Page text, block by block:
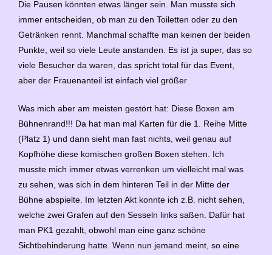
Die Pausen könnten etwas länger sein. Man musste sich
immer entscheiden, ob man zu den Toiletten oder zu den
Getränken rennt. Manchmal schaffte man keinen der beiden
Punkte, weil so viele Leute anstanden. Es ist ja super, das so
viele Besucher da waren, das spricht total für das Event,
aber der Frauenanteil ist einfach viel größer
Was mich aber am meisten gestört hat: Diese Boxen am
Bühnenrand!!! Da hat man mal Karten für die 1. Reihe Mitte
(Platz 1) und dann sieht man fast nichts, weil genau auf
Kopfhöhe diese komischen großen Boxen stehen. Ich
musste mich immer etwas verrenken um vielleicht mal was
zu sehen, was sich in dem hinteren Teil in der Mitte der
Bühne abspielte. Im letzten Akt konnte ich z.B. nicht sehen,
welche zwei Grafen auf den Sesseln links saßen. Dafür hat
man PK1 gezahlt, obwohl man eine ganz schöne
Sichtbehinderung hatte. Wenn nun jemand meint, so eine